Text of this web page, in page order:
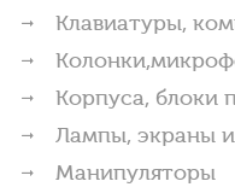
Клавиатуры,
Корпуса, блоки
Лампы, экраны
Манипуляторы